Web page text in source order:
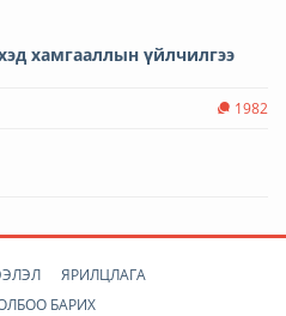
хамгааллын үйлчилгээ
1982
ЯРИЛЦЛАГА
БАРИХ